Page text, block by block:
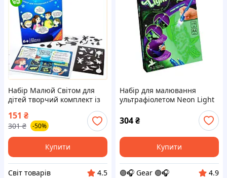
Набір Малюй Світом для
дітей творчий комплект із
маркером для малювання
світлом у темряві
151 ₴
301 ₴ -50%
Купити
Cвіт товарів
4.5
Набір для малювання
ультрафіолетом Neon Light
трафаретами
304₴
Купити
🟣🎧 Gear 🟣🎧
4.9